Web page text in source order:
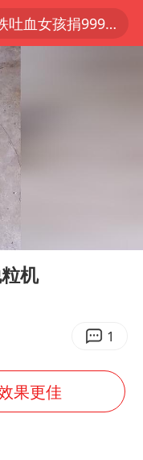
李亚鹏向地铁吐血女孩捐99999元
就业创业新路
私生子”传闻
目出狱办书院
在浙江登陆
开道歉
词人黎彼得去世
实姓名曝光
谷歌首席科学家Jeff Dean离职创业
机
1
果更佳